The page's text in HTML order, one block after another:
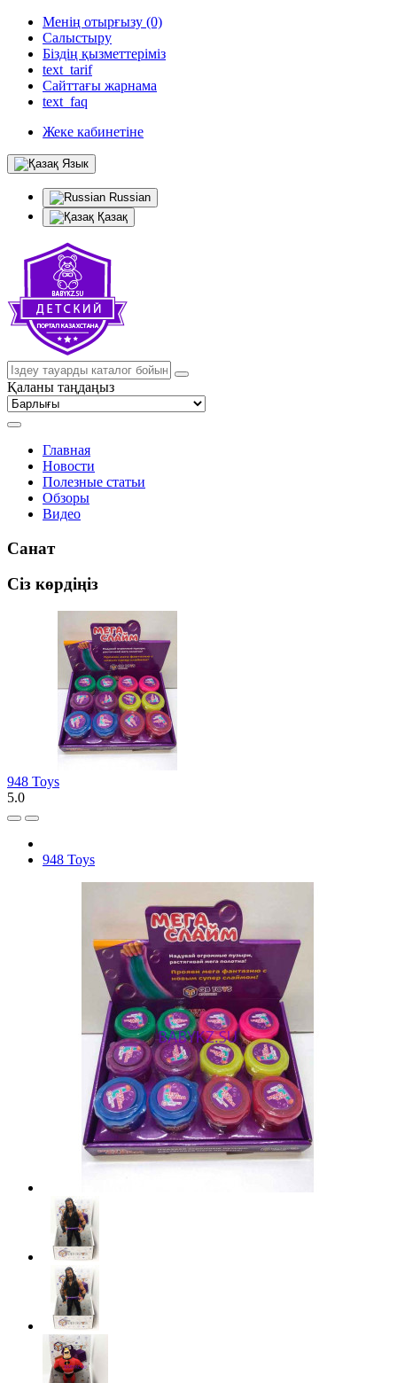
Менің отырғызу (0)
Салыстыру
Біздің қызметтеріміз
text_tarif
Сайттағы жарнама
text_faq
Жеке кабинетіне
Язык
Russian
Қазақ
Қаланы таңдаңыз
Главная
Новости
Полезные статьи
Обзоры
Видео
Санат
Сіз көрдіңіз
948 Toys
5.0
948 Toys